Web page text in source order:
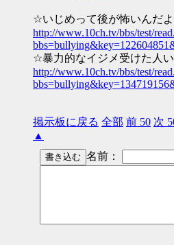
☆いじめって後が怖いんだ
http://www.10ch.tv/bbs/test/
☆暴力的なイジメ受けた人い
http://www.10ch.tv/bbs/test/
掲示板に戻る 全部 前 50 次
▲
名前：